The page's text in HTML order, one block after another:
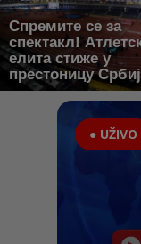
Спремите се за
спектакл!
елита стиже у
престоницу
● UŽIVO